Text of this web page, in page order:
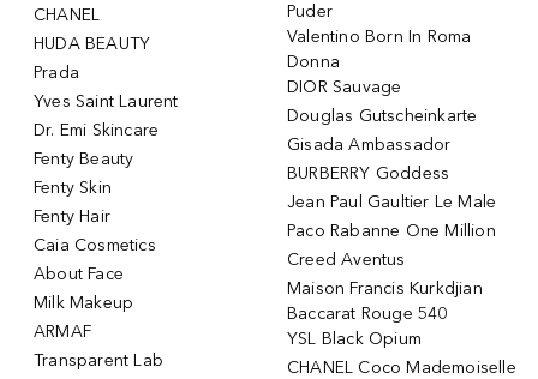
CHANEL
HUDA BEAUTY
Prada
Yves Saint Laurent
Dr. Emi Skincare
Fenty Beauty
Fenty Skin
Fenty Hair
Caia Cosmetics
About Face
Milk Makeup
ARMAF
Transparent Lab
Puder
Valentino Born In Roma
Donna
DIOR Sauvage
Douglas Gutscheinkarte
Gisada Ambassador
BURBERRY Goddess
Jean Paul Gaultier Le Male
Paco Rabanne One Million
Creed Aventus
Maison Francis Kurkdjian
Baccarat Rouge 540
YSL Black Opium
CHANEL Coco Mademoiselle